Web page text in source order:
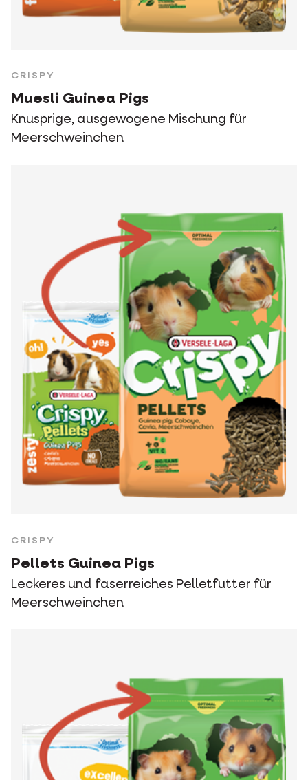
CRISPY
Muesli Guinea Pigs
Knusprige, ausgewogene Mischung für
Meerschweinchen
CRISPY
Pellets Guinea Pigs
Leckeres und faserreiches Pelletfutter für
Meerschweinchen